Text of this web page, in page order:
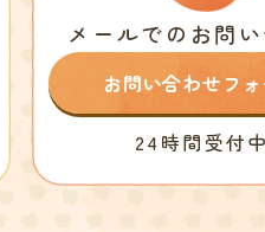
メールでのお問
お問い合わせフ
24時間受付中